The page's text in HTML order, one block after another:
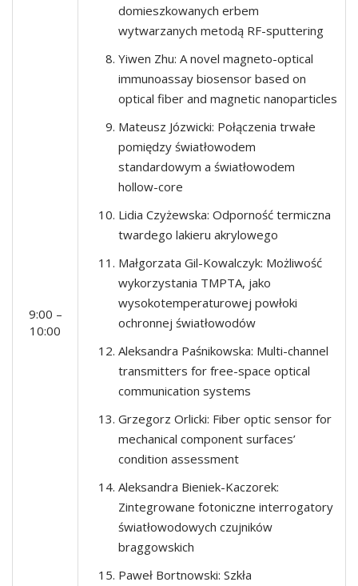
9:00 –
10:00
domieszkowanych erbem
wytwarzanych metodą RF-sputtering
Yiwen Zhu: A novel magneto-optical
immunoassay biosensor based on
optical fiber and magnetic nanoparticles
Mateusz Józwicki: Połączenia trwałe
pomiędzy światłowodem
standardowym a światłowodem
hollow-core
Lidia Czyżewska: Odporność termiczna
twardego lakieru akrylowego
Małgorzata Gil-Kowalczyk: Możliwość
wykorzystania TMPTA, jako
wysokotemperaturowej powłoki
ochronnej światłowodów
Aleksandra Paśnikowska: Multi-channel
transmitters for free-space optical
communication systems
Grzegorz Orlicki: Fiber optic sensor for
mechanical component surfaces’
condition assessment
Aleksandra Bieniek-Kaczorek:
Zintegrowane fotoniczne interrogatory
światłowodowych czujników
braggowskich
Paweł Bortnowski: Szkła